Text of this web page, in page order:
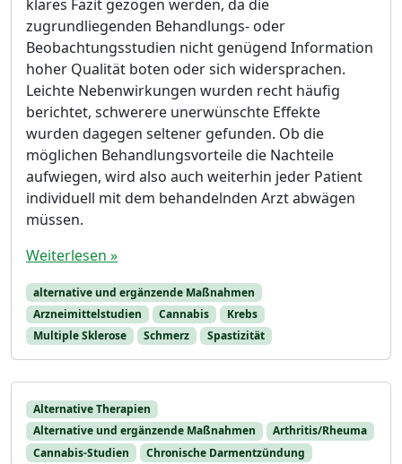
klares Fazit gezogen werden, da die
zugrundliegenden Behandlungs- oder
Beobachtungsstudien nicht genügend Information
hoher Qualität boten oder sich widersprachen.
Leichte Nebenwirkungen wurden recht häufig
berichtet, schwerere unerwünschte Effekte
wurden dagegen seltener gefunden. Ob die
möglichen Behandlungsvorteile die Nachteile
aufwiegen, wird also auch weiterhin jeder Patient
individuell mit dem behandelnden Arzt abwägen
müssen.
Weiterlesen »
alternative und ergänzende Maßnahmen
Arzneimittelstudien
Cannabis
Krebs
Multiple Sklerose
Schmerz Spastizität
Alternative Therapien
Alternative und ergänzende Maßnahmen
Arthritis/Rheuma
Cannabis-Studien
Chronische Darmentzündung